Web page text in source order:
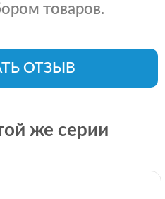
товаров.
ОТЗЫВ
же серии